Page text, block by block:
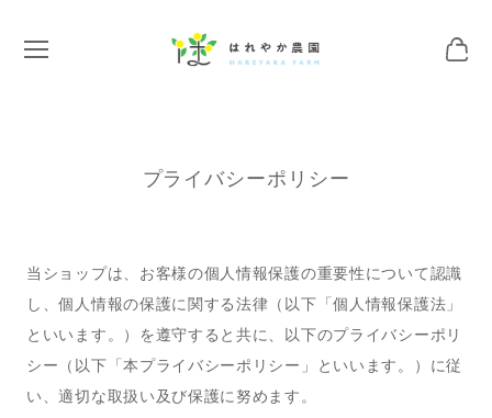
プライバシーポリシー
当ショップは、お客様の個人情報保護の重要性について認識
し、個人情報の保護に関する法律（以下「個人情報保護法」
といいます。）を遵守すると共に、以下のプライバシーポリ
シー（以下「本プライバシーポリシー」といいます。）に従
い、適切な取扱い及び保護に努めます。